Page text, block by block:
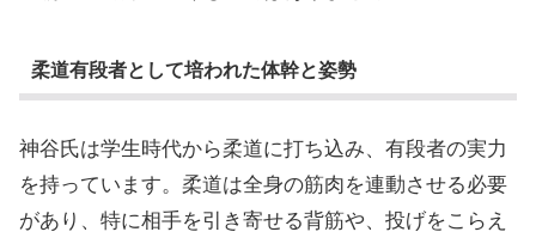
柔道有段者として培われた体幹と姿勢
神谷氏は学生時代から柔道に打ち込み、有段者の実力
を持っています。柔道は全身の筋肉を連動させる必要
があり、特に相手を引き寄せる背筋や、投げをこらえ